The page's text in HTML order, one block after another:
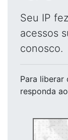
Seu IP
acessos
conosco.
Para liberar
responda